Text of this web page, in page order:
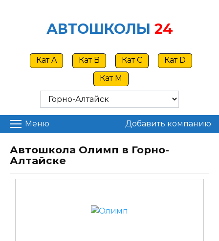
АВТОШКОЛЫ 24
Кат A Кат B Кат C
Кат D
Кат M
Меню Добавить компанию
Автошкола Олимп в Горно-
Алтайске